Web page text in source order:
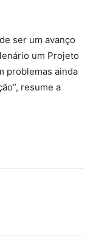
ser um avanço
um Projeto
problemas ainda
resume a